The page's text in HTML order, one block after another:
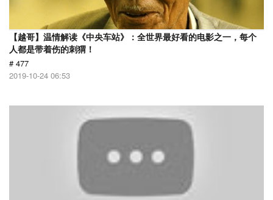
【越哥】温情解读《中央车站》：全世界最好看的电影之一，每个
人都是带着伤的刺猬！
# 477
2019-10-24 06:53